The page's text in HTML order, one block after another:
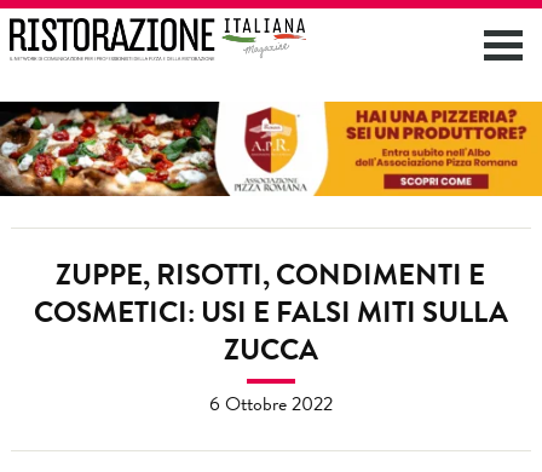
ZUPPE, RISOTTI, CONDIMENTI E
COSMETICI: USI E FALSI MITI SULLA
ZUCCA
6 Ottobre 2022